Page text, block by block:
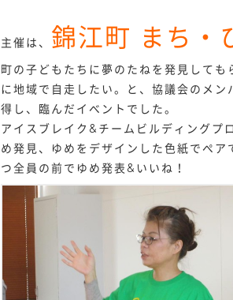
主催は、 錦江町 まち・
町の子どもたちに夢のたねを発見して
に地域で自走したい。と、協議会のメ
得し、臨んだイベントでした。
アイスブレイク&チームビルディングプ
め発見、ゆめをデザインした色紙でペ
つ全員の前でゆめ発表&いいね！